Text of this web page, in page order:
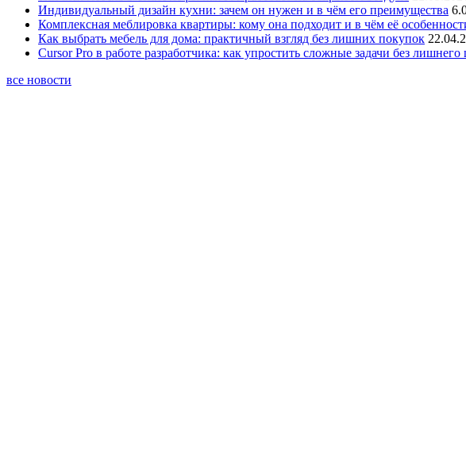
Индивидуальный дизайн кухни: зачем он нужен и в чём его преимущества
Комплексная меблировка квартиры: кому она подходит и в чём её
Как выбрать мебель для дома: практичный взгляд без лишних покупок
Cursor Pro в работе разработчика: как упростить сложные задачи без
все новости